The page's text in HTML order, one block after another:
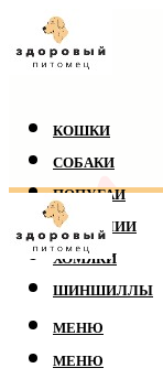
КОШКИ
СОБАКИ
ПОПУГАИ
РЕПТИЛИИ
ХОМЯКИ
ШИНШИЛЛЫ
МЕНЮ
МЕНЮ